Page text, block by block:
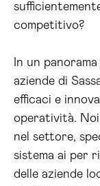
competitivo?
In un
aziende di
efficaci e
operatività.
nel settore,
sistema ai per
delle aziende